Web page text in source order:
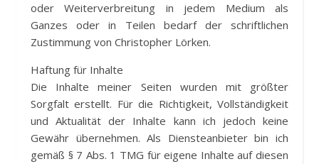
oder Weiterverbreitung in jedem Medium als
Ganzes oder in Teilen bedarf der schriftlichen
Zustimmung von Christopher Lörken.
Haftung für Inhalte
Die Inhalte meiner Seiten wurden mit größter
Sorgfalt erstellt. Für die Richtigkeit, Vollständigkeit
und Aktualität der Inhalte kann ich jedoch keine
Gewähr übernehmen. Als Diensteanbieter bin ich
gemäß § 7 Abs. 1 TMG für eigene Inhalte auf diesen